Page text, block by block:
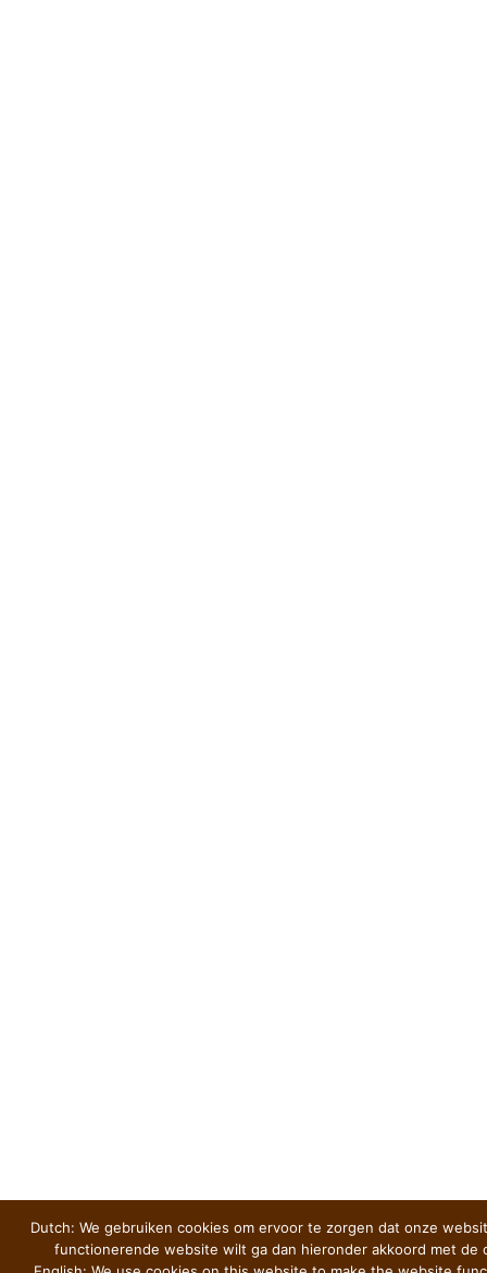
Dutch: We gebruiken cookies om ervoor te zorgen dat onze
functionerende website wilt ga dan hieronder akkoord met